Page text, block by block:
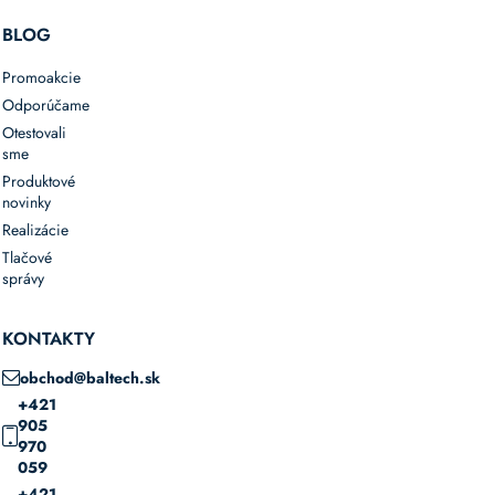
BLOG
Promoakcie
Odporúčame
Otestovali
sme
Produktové
novinky
Realizácie
Tlačové
správy
KONTAKTY
obchod@baltech.sk
+421
905
970
059